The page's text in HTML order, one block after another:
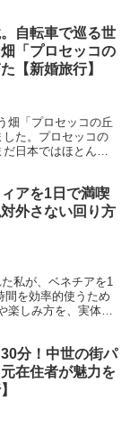
自転車で巡る世
「プロセッコの
【新婚旅行】
畑「プロセッコの丘
した。プロセッコの
日本ではほとんど
アを1日で満喫
対外さない回り方
私が、ベネチアを1
間を効率的使うため
楽しみ方を、実体験
分！中世の街パ
在住者が魅力を